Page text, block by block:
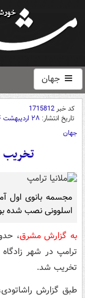
جهان
کد خبر1715812
تاریخ انتشار: ۲۸ اردیبهشت ۱۴۰۴ - ۱۱:۵۴
جهان
تخریب
مجسمه بانوی اول
اسلوونی نصب شده
به گزارش مشرق
ترامپ در شهر
تخریب شد.
طبق گزارش